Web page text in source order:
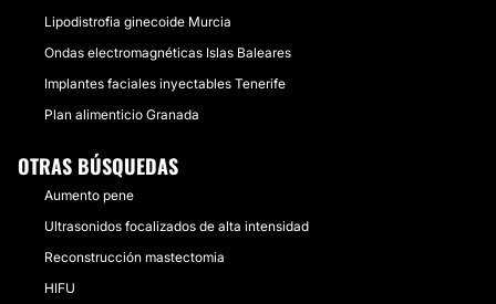
Lipodistrofia ginecoide Murcia
Ondas electromagnéticas Islas Baleares
Implantes faciales inyectables Tenerife
Plan alimenticio Granada
OTRAS BÚSQUEDAS
Aumento pene
Ultrasonidos focalizados de alta intensidad
Reconstrucción mastectomia
HIFU